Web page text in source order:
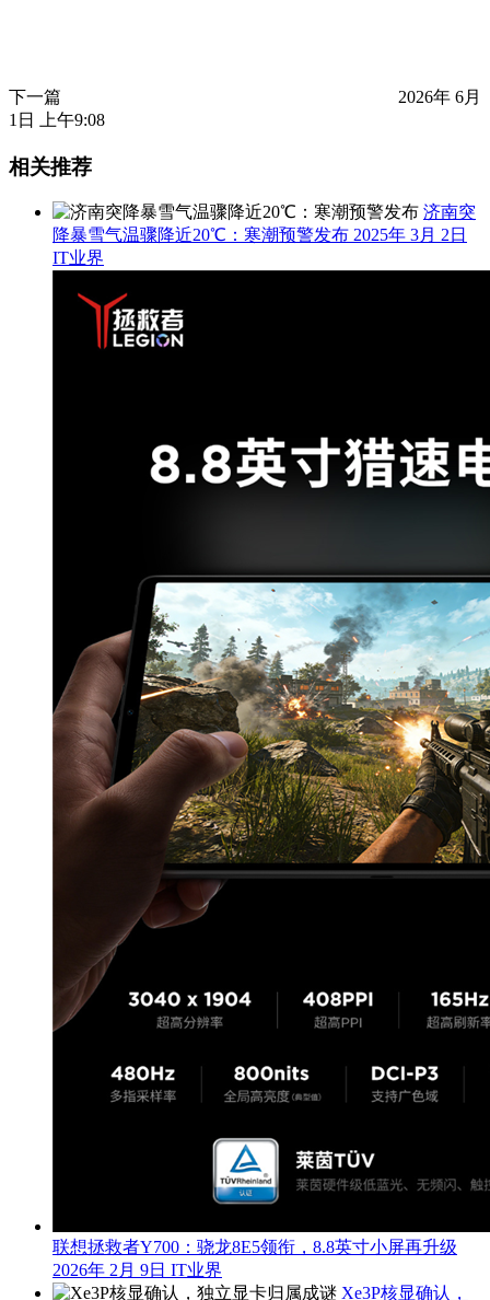
下一篇
2026年 6月
1日 上午9:08
相关推荐
济南突
降暴雪气温骤降近20℃：寒潮预警发布 2025年 3月 2日
IT业界
联想拯救者Y700：骁龙8E5领衔，8.8英寸小屏再升级
2026年 2月 9日 IT业界
Xe3P核显确认，